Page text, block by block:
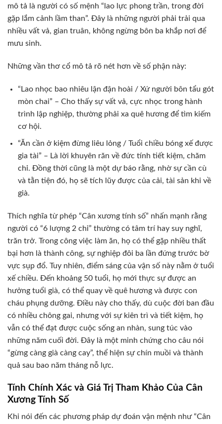
mô tả là người có số mệnh “lao lực phong trần, trong đời
gặp lắm cảnh lầm than”. Đây là những người phải trải qua
nhiều vất vả, gian truân, không ngừng bôn ba khắp nơi để
mưu sinh.
Những vần thơ cổ mô tả rõ nét hơn về số phận này:
“Lao nhọc bao nhiêu lận đận hoài / Xứ người bôn tẩu gót
mòn chai” – Cho thấy sự vất vả, cực nhọc trong hành
trình lập nghiệp, thường phải xa quê hương để tìm kiếm
cơ hội.
“Ăn cần ở kiệm đừng liêu lỏng / Tuổi chiều bóng xế được
gia tài” – Là lời khuyên răn về đức tính tiết kiệm, chăm
chỉ. Đồng thời cũng là một dự báo rằng, nhờ sự cần cù
và tằn tiện đó, họ sẽ tích lũy được của cải, tài sản khi về
già.
Thích nghĩa từ phép “Cân xương tính số” nhấn mạnh rằng
người có “6 lượng 2 chỉ” thường có tâm trí hay suy nghĩ,
trăn trở. Trong công việc làm ăn, họ có thể gặp nhiều thất
bại hơn là thành công, sự nghiệp đôi ba lần đứng trước bờ
vực sụp đổ. Tuy nhiên, điểm sáng của vận số này nằm ở tuổi
xế chiều. Đến khoảng 50 tuổi, họ mới thực sự được an
hưởng tuổi già, có thể quay về quê hương và được con
cháu phụng dưỡng. Điều này cho thấy, dù cuộc đời ban đầu
có nhiều chông gai, nhưng với sự kiên trì và tiết kiệm, họ
vẫn có thể đạt được cuộc sống an nhàn, sung túc vào
những năm cuối đời. Đây là một minh chứng cho câu nói
“gừng càng già càng cay”, thể hiện sự chín muồi và thành
quả sau bao năm tháng nỗ lực.
Tính Chính Xác và Giá Trị Tham Khảo Của Cân
Xương Tính Số
Khi nói đến các phương pháp dự đoán vận mệnh như “Cân